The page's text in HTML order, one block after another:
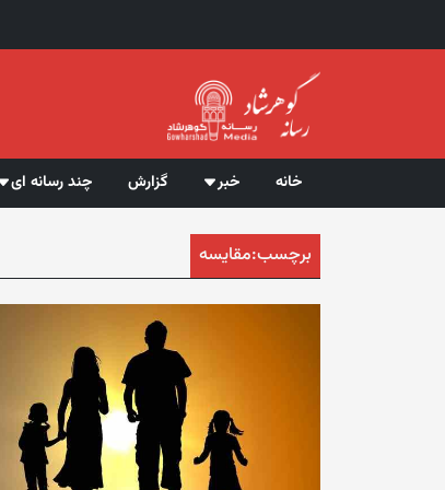
خانه خبر گزارش چند رسانه ای
برچسب:مقایسه